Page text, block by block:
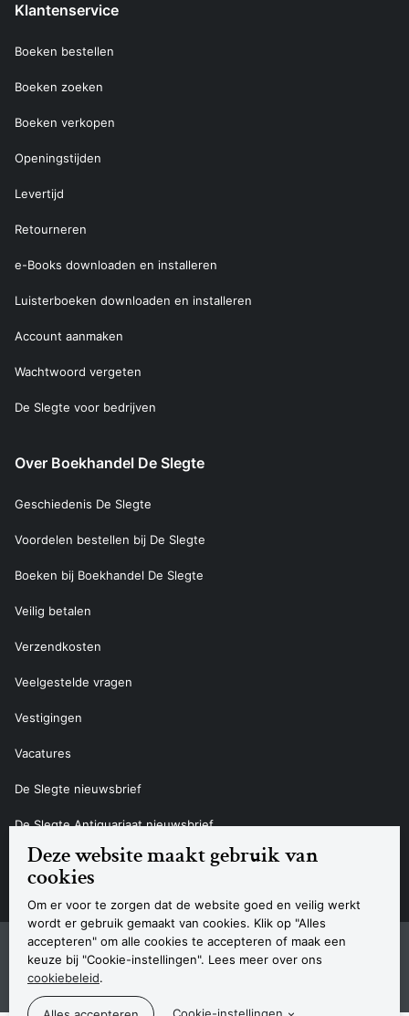
Deze website maakt gebruik van
cookies
Om er voor te zorgen dat de website goed en veilig werkt
wordt er gebruik gemaakt van cookies. Klik op "Alles
accepteren" om alle cookies te accepteren of maak een
keuze bij "Cookie-instellingen". Lees meer over ons
cookiebeleid.
Cookie-instellingen
Klantenservice
Boeken bestellen
Boeken zoeken
Boeken verkopen
Openingstijden
Levertijd
Retourneren
e-Books downloaden en installeren
Luisterboeken downloaden en installeren
Account aanmaken
Wachtwoord vergeten
De Slegte voor bedrijven
Over Boekhandel De Slegte
Geschiedenis De Slegte
Voordelen bestellen bij De Slegte
Boeken bij Boekhandel De Slegte
Veilig betalen
Verzendkosten
Veelgestelde vragen
Vestigingen
Vacatures
De Slegte nieuwsbrief
De Slegte Antiquariaat nieuwsbrief
Contact
Navigatie
SitemapPrivacyverklaring CookieverklaringAlgemene voorwaardenDisclaimer
Contact